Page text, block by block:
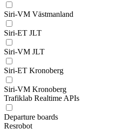
Siri-VM Västmanland
Siri-ET JLT
Siri-VM JLT
Siri-ET Kronoberg
Siri-VM Kronoberg
Trafiklab Realtime APIs
Departure boards
Resrobot